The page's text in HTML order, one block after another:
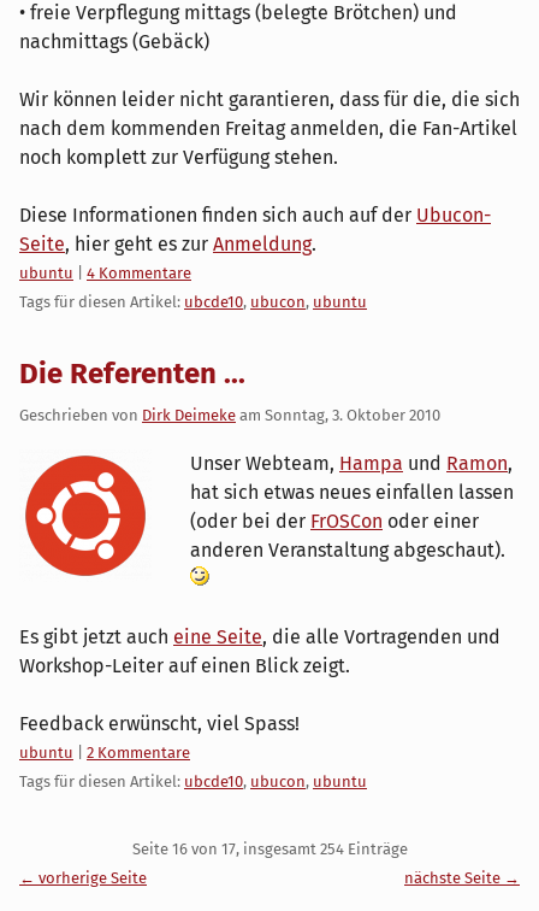
• freie Verpflegung mittags (belegte Brötchen) und
nachmittags (Gebäck)
Wir können leider nicht garantieren, dass für die, die sich
nach dem kommenden Freitag anmelden, die Fan-Artikel
noch komplett zur Verfügung stehen.
Diese Informationen finden sich auch auf der Ubucon-
Seite, hier geht es zur Anmeldung.
Kategorien:
ubuntu
4 Kommentare
Tags für diesen Artikel: ubcde10, ubucon, ubuntu
Die Referenten ...
Geschrieben von Dirk Deimeke am Sonntag, 3. Oktober 2010
Unser Webteam, Hampa und Ramon,
hat sich etwas neues einfallen lassen
(oder bei der FrOSCon oder einer
anderen Veranstaltung abgeschaut).
Es gibt jetzt auch eine Seite, die alle Vortragenden und
Workshop-Leiter auf einen Blick zeigt.
Feedback erwünscht, viel Spass!
Kategorien:
ubuntu
2 Kommentare
Tags für diesen Artikel: ubcde10, ubucon, ubuntu
PaginationSeite 16 von 17, insgesamt 254 Einträge
← vorherige Seite
nächste Seite →